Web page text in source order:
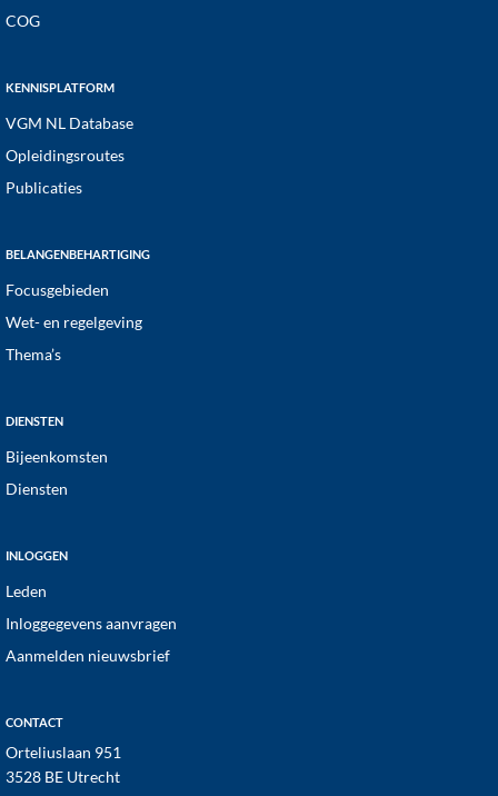
COG
KENNISPLATFORM
VGM NL Database
Opleidingsroutes
Publicaties
BELANGENBEHARTIGING
Focusgebieden
Wet- en regelgeving
Thema’s
DIENSTEN
Bijeenkomsten
Diensten
INLOGGEN
Leden
Inloggegevens aanvragen
Aanmelden nieuwsbrief
CONTACT
Orteliuslaan 951
3528 BE Utrecht